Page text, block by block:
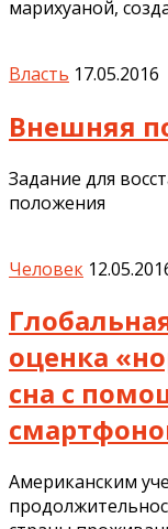
марихуаной,
Власть 17.05.2016
Внешняя
Задание для
положения
Человек
оценка
сна с
Американским